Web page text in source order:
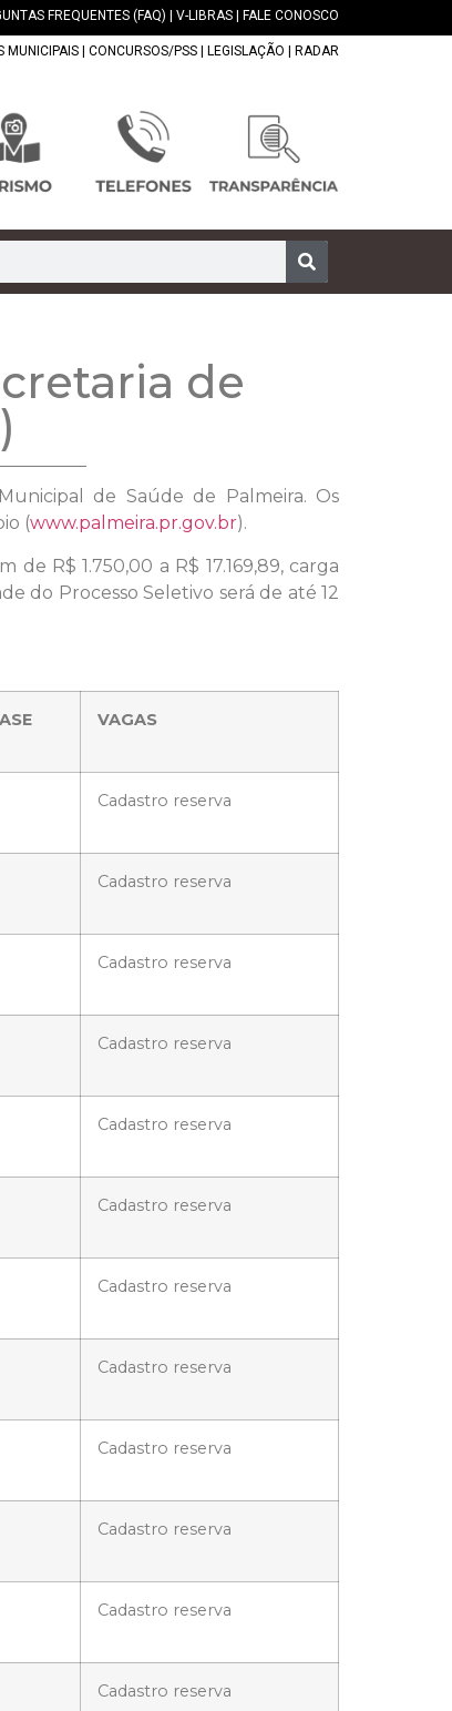
FREQUENTES (FAQ) V-LIBRAS FALE CONOSCO
MUNICIPAIS CONCURSOS/PSS LEGISLAÇÃO RADAR
de
de Saúde de Palmeira. Os
(www.palmeira.pr.gov.br).
R$ 1.750,00 a R$ 17.169,89, carga
do Processo Seletivo será de até 12
VAGAS
Cadastro reserva
Cadastro reserva
Cadastro reserva
Cadastro reserva
Cadastro reserva
Cadastro reserva
Cadastro reserva
Cadastro reserva
Cadastro reserva
Cadastro reserva
Cadastro reserva
Cadastro reserva